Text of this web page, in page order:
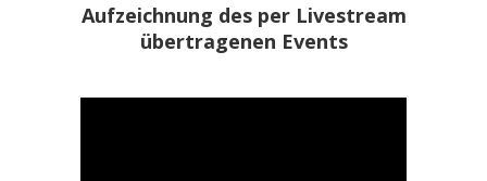
Aufzeichnung des per Livestream
übertragenen Events